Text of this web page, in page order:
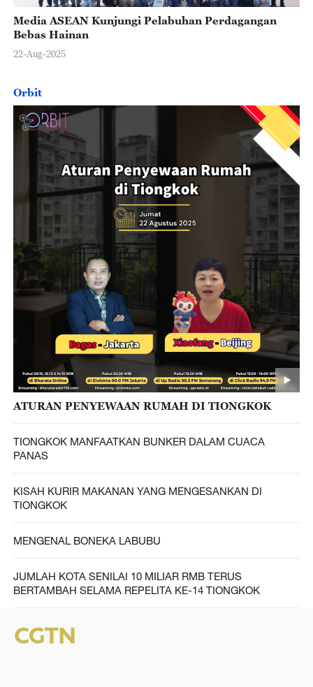
Media ASEAN Kunjungi Pelabuhan Perdagangan
Bebas Hainan
22-Aug-2025
Orbit
ATURAN PENYEWAAN RUMAH DI TIONGKOK
TIONGKOK MANFAATKAN BUNKER DALAM CUACA
PANAS
KISAH KURIR MAKANAN YANG MENGESANKAN DI
TIONGKOK
MENGENAL BONEKA LABUBU
JUMLAH KOTA SENILAI 10 MILIAR RMB TERUS
BERTAMBAH SELAMA REPELITA KE-14 TIONGKOK